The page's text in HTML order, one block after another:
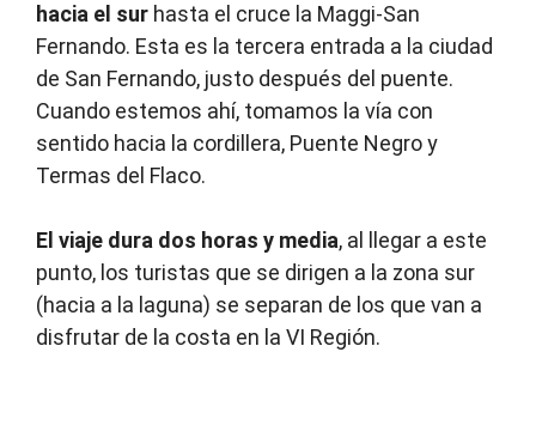
hacia el sur hasta el cruce la Maggi-San
Fernando. Esta es la tercera entrada a la ciudad
de San Fernando, justo después del puente.
Cuando estemos ahí, tomamos la vía con
sentido hacia la cordillera, Puente Negro y
Termas del Flaco.
El viaje dura dos horas y media, al llegar a este
punto, los turistas que se dirigen a la zona sur
(hacia a la laguna) se separan de los que van a
disfrutar de la costa en la VI Región.